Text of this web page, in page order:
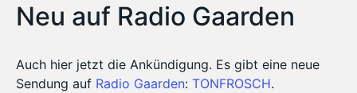
Neu auf Radio Gaarden
Auch hier jetzt die Ankündigung. Es gibt eine neue
Sendung auf Radio Gaarden: TONFROSCH.